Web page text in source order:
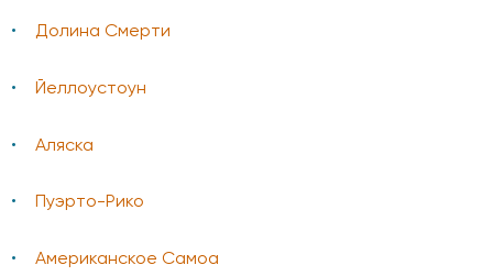
Долина Смерти
Йеллоустоун
Аляска
Пуэрто-Рико
Американское Самоа